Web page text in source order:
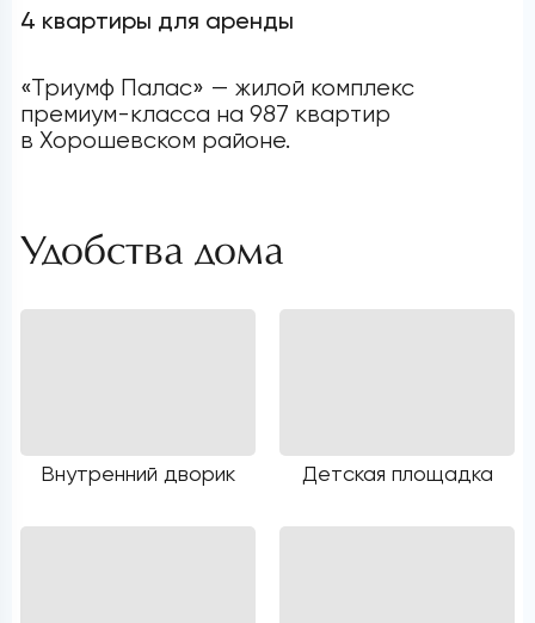
4 квартиры для аренды
«Триумф Палас» — жилой комплекс
премиум-класса на 987 квартир
в Хорошевском районе.
Удобства дома
Внутренний дворик Детская площадка